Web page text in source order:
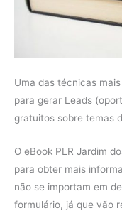
Uma das técnicas
para gerar Leads
gratuitos sobre temas
O eBook PLR Jardim
para obter mais
não se importam em
formulário, já que vão